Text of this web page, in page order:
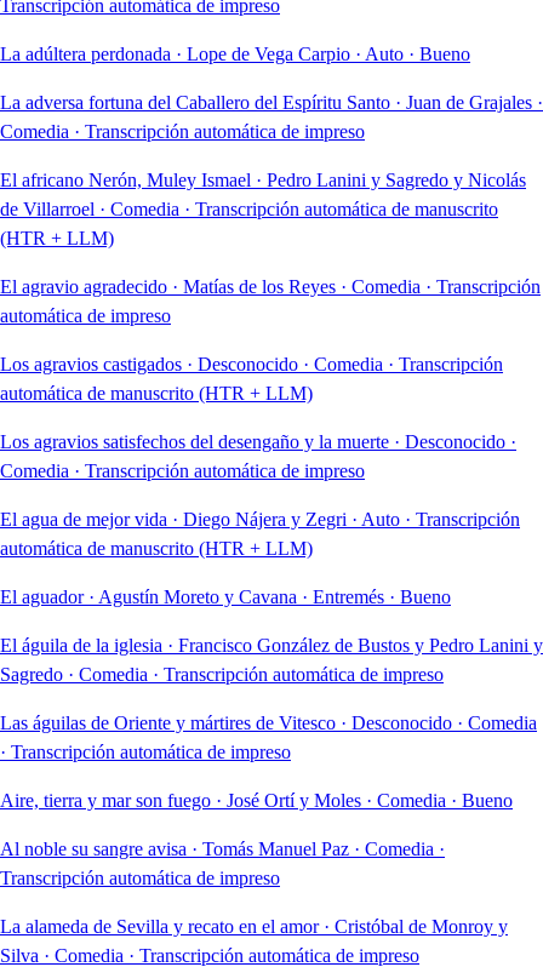
Transcripción automática de impreso
La adúltera perdonada · Lope de Vega Carpio · Auto · Bueno
La adversa fortuna del Caballero del Espíritu Santo · Juan de Grajales ·
Comedia · Transcripción automática de impreso
El africano Nerón, Muley Ismael · Pedro Lanini y Sagredo y Nicolás
de Villarroel · Comedia · Transcripción automática de manuscrito
(HTR + LLM)
El agravio agradecido · Matías de los Reyes · Comedia · Transcripción
automática de impreso
Los agravios castigados · Desconocido · Comedia · Transcripción
automática de manuscrito (HTR + LLM)
Los agravios satisfechos del desengaño y la muerte · Desconocido ·
Comedia · Transcripción automática de impreso
El agua de mejor vida · Diego Nájera y Zegri · Auto · Transcripción
automática de manuscrito (HTR + LLM)
El aguador · Agustín Moreto y Cavana · Entremés · Bueno
El águila de la iglesia · Francisco González de Bustos y Pedro Lanini y
Sagredo · Comedia · Transcripción automática de impreso
Las águilas de Oriente y mártires de Vitesco · Desconocido · Comedia
· Transcripción automática de impreso
Aire, tierra y mar son fuego · José Ortí y Moles · Comedia · Bueno
Al noble su sangre avisa · Tomás Manuel Paz · Comedia ·
Transcripción automática de impreso
La alameda de Sevilla y recato en el amor · Cristóbal de Monroy y
Silva · Comedia · Transcripción automática de impreso